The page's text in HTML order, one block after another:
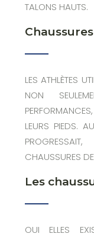
TALONS HAUTS.
LES ATHLÈTES
NON
LEURS PIEDS.
CHAUSSURES
Les
OUI ELLES